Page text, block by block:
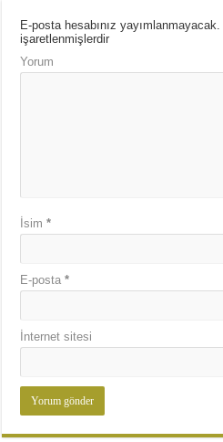
E-posta hesabınız yayımlanmayacak.
işaretlenmişlerdir
Yorum
İsim*
E-posta*
İnternet sitesi